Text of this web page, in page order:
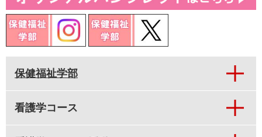
保健福祉学部
看護学コース